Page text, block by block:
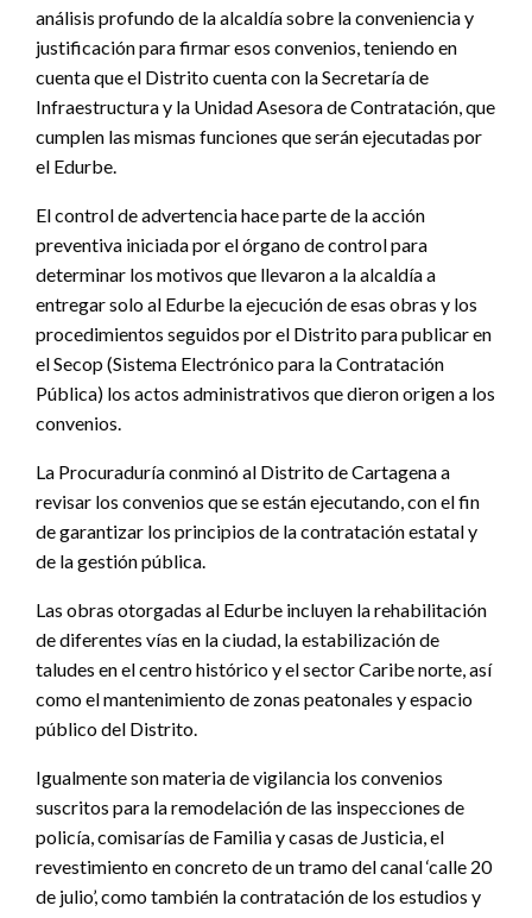
análisis profundo de la alcaldía sobre la conveniencia y
justificación para firmar esos convenios, teniendo en
cuenta que el Distrito cuenta con la Secretaría de
Infraestructura y la Unidad Asesora de Contratación, que
cumplen las mismas funciones que serán ejecutadas por
el Edurbe.
El control de advertencia hace parte de la acción
preventiva iniciada por el órgano de control para
determinar los motivos que llevaron a la alcaldía a
entregar solo al Edurbe la ejecución de esas obras y los
procedimientos seguidos por el Distrito para publicar en
el Secop (Sistema Electrónico para la Contratación
Pública) los actos administrativos que dieron origen a los
convenios.
La Procuraduría conminó al Distrito de Cartagena a
revisar los convenios que se están ejecutando, con el fin
de garantizar los principios de la contratación estatal y
de la gestión pública.
Las obras otorgadas al Edurbe incluyen la rehabilitación
de diferentes vías en la ciudad, la estabilización de
taludes en el centro histórico y el sector Caribe norte, así
como el mantenimiento de zonas peatonales y espacio
público del Distrito.
Igualmente son materia de vigilancia los convenios
suscritos para la remodelación de las inspecciones de
policía, comisarías de Familia y casas de Justicia, el
revestimiento en concreto de un tramo del canal ‘calle 20
de julio’, como también la contratación de los estudios y